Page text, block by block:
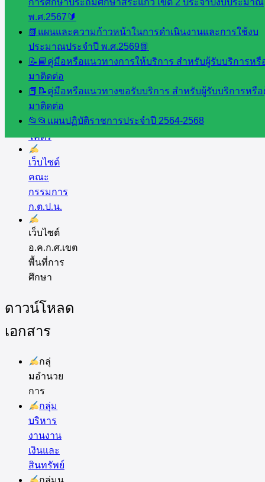
การศึกษาประถมศึกษาสระแก้ว เขต 2 ประจำปีงบประมาณ
พ.ศ.2567🔰
📗แผนและความก้าวหน้าในการดำเนินงานและการใช้งบ
ประมาณประจำปี พ.ศ.2569📗
📝📘คู่มือหรือแนวทางการให้บริการ สำหรับผู้รับบริการหรื
มาติดต่อ
📕📝คู่มือหรือแนวทางขอรับบริการ สำหรับผู้รับบริการหรือ
มาติดต่อ
📂📂แผนปฏิบัติราชการประจำปี 2564-2568
ห้อง
นิเทศ
ศน.ชยา
ธิศ/
ศน.อัญชลี
ห้อง
นิเทศ
ดร.สราว
ดี เพ็งศรี
โคตร
เว็บไซต์
คณะ
กรรมการ
ก.ต.ป.น.
เว็บไซต์
อ.ค.ก.ศ.เขต
พื้นที่การ
ศึกษา
ดาวน์โหลด
เอกสาร
กลุ่
มอำนวย
การ
กลุ่ม
บริหาร
งานงาน
เงินและ
สินทรัพย์